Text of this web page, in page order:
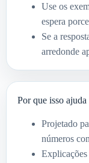
Use os
espera
Se a
arredonde
Por que isso ajuda
Projetado
números
Explicações